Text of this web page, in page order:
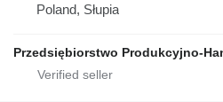
Poland, Słupia